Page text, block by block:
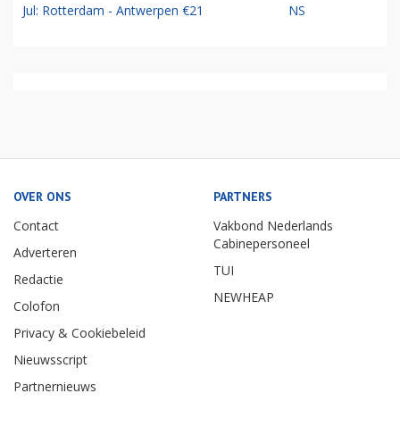
Jul: Rotterdam - Antwerpen €21 NS
OVER ONS
Contact
Adverteren
Redactie
Colofon
Privacy & Cookiebeleid
Nieuwsscript
Partnernieuws
PARTNERS
Vakbond Nederlands
Cabinepersoneel
TUI
NEWHEAP